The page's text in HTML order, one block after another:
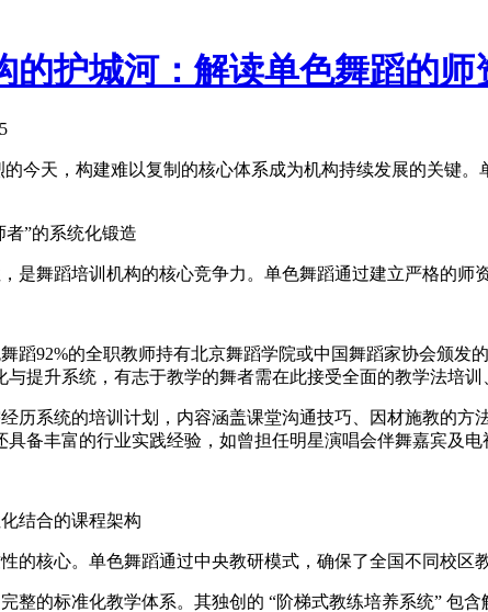
的护城河：解读单色舞蹈的
今天，构建难以复制的核心体系成为机构持续发展的关键
者”的系统化锻造
是舞蹈培训机构的核心竞争力。单色舞蹈通过建立严格的师
蹈92%的全职教师持有北京舞蹈学院或中国舞蹈家协会颁
提升系统，有志于教学的舞者需在此接受全面的教学法培训
历系统的培训计划，内容涵盖课堂沟通技巧、因材施教的
具备丰富的行业实践经验，如曾担任明星演唱会伴舞嘉宾及
结合的课程架构
的核心。单色舞蹈通过中央教研模式，确保了全国不同校区
整的标准化教学体系。其独创的 “阶梯式教练培养系统” 包